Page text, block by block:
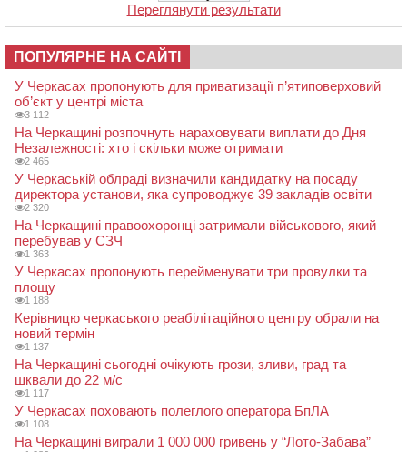
Переглянути результати
ПОПУЛЯРНЕ НА САЙТІ
У Черкасах пропонують для приватизації п’ятиповерховий
об’єкт у центрі міста
3 112
На Черкащині розпочнуть нараховувати виплати до Дня
Незалежності: хто і скільки може отримати
2 465
У Черкаській облраді визначили кандидатку на посаду
директора установи, яка супроводжує 39 закладів освіти
2 320
На Черкащині правоохоронці затримали військового, який
перебував у СЗЧ
1 363
У Черкасах пропонують перейменувати три провулки та
площу
1 188
Керівницю черкаського реабілітаційного центру обрали на
новий термін
1 137
На Черкащині сьогодні очікують грози, зливи, град та
шквали до 22 м/с
1 117
У Черкасах поховають полеглого оператора БпЛА
1 108
На Черкащині виграли 1 000 000 гривень у “Лото-Забава”